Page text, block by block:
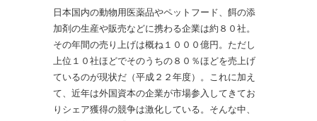
日本国内の動物用医薬品やペットフード、餌の添
加剤の生産や販売などに携わる企業は約８０社。
その年間の売り上げは概ね１０００億円。ただし
上位１０社ほどでそのうちの８０％ほどを売上げ
ているのが現状だ（平成２２年度）。これに加え
て、近年は外国資本の企業が市場参入してきてお
りシェア獲得の競争は激化している。そんな中、